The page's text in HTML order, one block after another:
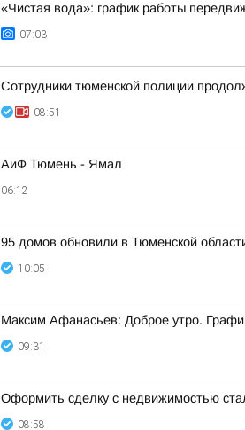
«Чистая вода»: график работы
07:03
Сотрудники тюменской полиции
08:51
АиФ Тюмень - Ямал
06:12
95 домов обновили в Тюменской
10:05
Максим Афанасьев: Доброе утро.
09:31
Оформить сделку с недвижимостью
08:58